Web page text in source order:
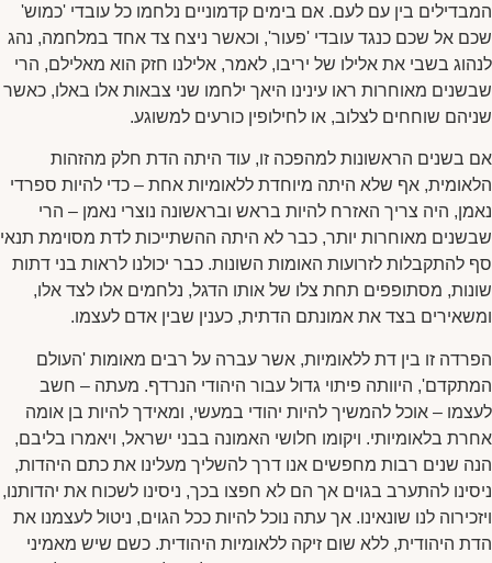
המבדילים בין עם לעם. אם בימים קדמוניים נלחמו כל עובדי 'כמוש'
שכם אל שכם כנגד עובדי 'פעור', וכאשר ניצח צד אחד במלחמה, נהג
לנהוג בשבי את אלילו של יריבו, לאמר, אלילנו חזק הוא מאלילם, הרי
שבשנים מאוחרות ראו עינינו היאך ילחמו שני צבאות אלו באלו, כאשר
שניהם שוחחים לצלוב, או לחילופין כורעים למשוגע.
אם בשנים הראשונות למהפכה זו, עוד היתה הדת חלק מהזהות
הלאומית, אף שלא היתה מיוחדת ללאומיות אחת – כדי להיות ספרדי
נאמן, היה צריך האזרח להיות בראש ובראשונה נוצרי נאמן – הרי
שבשנים מאוחרות יותר, כבר לא היתה ההשתייכות לדת מסוימת תנאי
סף להתקבלות לזרועות האומות השונות. כבר יכולנו לראות בני דתות
שונות, מסתופפים תחת צלו של אותו הדגל, נלחמים אלו לצד אלו,
ומשאירים בצד את אמונתם הדתית, כענין שבין אדם לעצמו.
הפרדה זו בין דת ללאומיות, אשר עברה על רבים מאומות 'העולם
המתקדם', היוותה פיתוי גדול עבור היהודי הנרדף. מעתה – חשב
לעצמו – אוכל להמשיך להיות יהודי במעשי, ומאידך להיות בן אומה
אחרת בלאומיותי. ויקומו חלושי האמונה בבני ישראל, ויאמרו בליבם,
הנה שנים רבות מחפשים אנו דרך להשליך מעלינו את כתם היהדות,
ניסינו להתערב בגוים אך הם לא חפצו בכך, ניסינו לשכוח את יהדותנו,
ויזכירוה לנו שונאינו. אך עתה נוכל להיות ככל הגוים, ניטול לעצמנו את
הדת היהודית, ללא שום זיקה ללאומיות היהודית. כשם שיש מאמיני